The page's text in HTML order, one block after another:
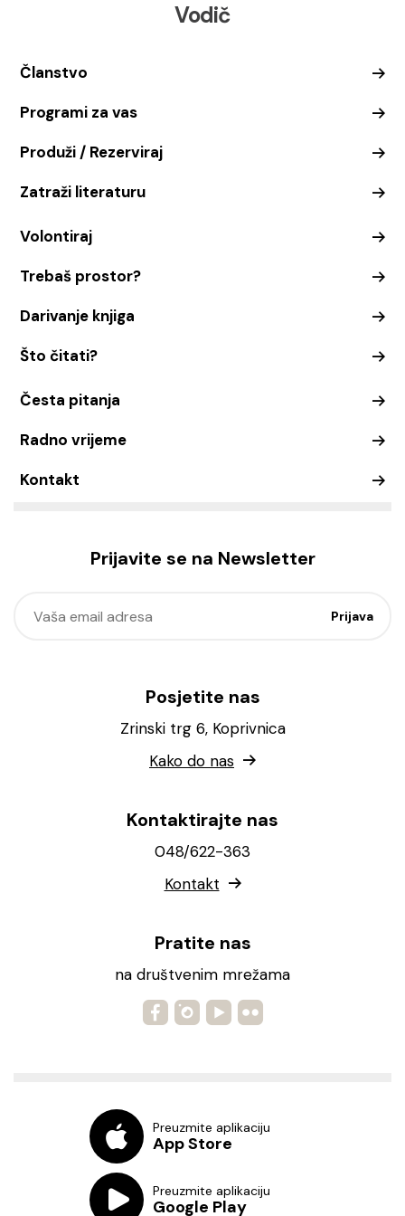
Vodič
Članstvo
Programi za vas
Produži / Rezerviraj
Zatraži literaturu
Volontiraj
Trebaš prostor?
Darivanje knjiga
Što čitati?
Česta pitanja
Radno vrijeme
Kontakt
Prijavite se na Newsletter
Posjetite nas
Zrinski trg 6, Koprivnica
Kako do nas
Kontaktirajte nas
048/622-363
Kontakt
Pratite nas
na društvenim mrežama
Preuzmite aplikaciju
App Store
Preuzmite aplikaciju
Google Play